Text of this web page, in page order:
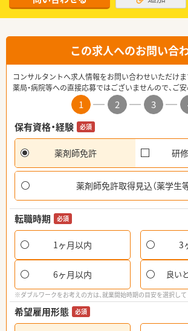
この求人へのお問い合
コンサルタントへ求人情報をお問い合わせいただけま
薬局・病院等への直接応募ではございませんので、ご安
1 2 3
保有資格・経験
必須
薬剤師免許 研
薬剤師免許取得見込（薬学生等
転職時期 必須
1ヶ月以内 3
6ヶ月以内 良い
※ダブルワークをお考えの方は、就業開始時期の目安を選択し
希望雇用形態 必須